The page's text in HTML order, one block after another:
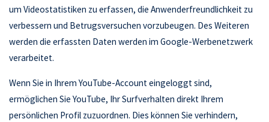
um Videostatistiken zu erfassen, die Anwenderfreundlichkeit zu
verbessern und Betrugsversuchen vorzubeugen. Des Weiteren
werden die erfassten Daten werden im Google-Werbenetzwerk
verarbeitet.
Wenn Sie in Ihrem YouTube-Account eingeloggt sind,
ermöglichen Sie YouTube, Ihr Surfverhalten direkt Ihrem
persönlichen Profil zuzuordnen. Dies können Sie verhindern,